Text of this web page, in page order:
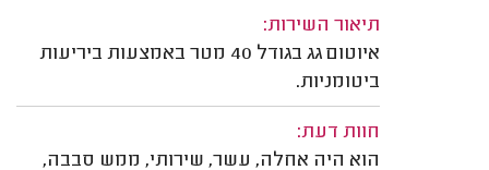
תיאור השירות:
איוטום גג בגודל 40 מטר באמצעות ביריעות
ביטומניות.
חוות דעת:
הוא היה אחלה, עשר, שירותי, ממש סבבה,